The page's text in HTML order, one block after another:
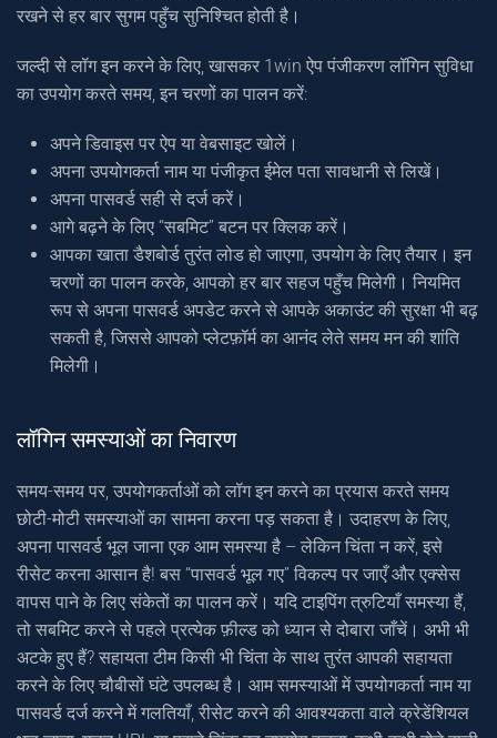
रखने से हर बार सुगम पहुँच सुनिश्चित होती है।
जल्दी से लॉग इन करने के लिए, खासकर 1win ऐप पंजीकरण लॉगिन सुविधा
का उपयोग करते समय, इन चरणों का पालन करें:
अपने डिवाइस पर ऐप या वेबसाइट खोलें।
अपना उपयोगकर्ता नाम या पंजीकृत ईमेल पता सावधानी से लिखें।
अपना पासवर्ड सही से दर्ज करें।
आगे बढ़ने के लिए “सबमिट” बटन पर क्लिक करें।
आपका खाता डैशबोर्ड तुरंत लोड हो जाएगा, उपयोग के लिए तैयार। इन
चरणों का पालन करके, आपको हर बार सहज पहुँच मिलेगी। नियमित
रूप से अपना पासवर्ड अपडेट करने से आपके अकाउंट की सुरक्षा भी बढ़
सकती है, जिससे आपको प्लेटफ़ॉर्म का आनंद लेते समय मन की शांति
मिलेगी।
लॉगिन समस्याओं का निवारण
समय-समय पर, उपयोगकर्ताओं को लॉग इन करने का प्रयास करते समय
छोटी-मोटी समस्याओं का सामना करना पड़ सकता है। उदाहरण के लिए,
अपना पासवर्ड भूल जाना एक आम समस्या है – लेकिन चिंता न करें, इसे
रीसेट करना आसान है! बस “पासवर्ड भूल गए” विकल्प पर जाएँ और एक्सेस
वापस पाने के लिए संकेतों का पालन करें। यदि टाइपिंग त्रुटियाँ समस्या हैं,
तो सबमिट करने से पहले प्रत्येक फ़ील्ड को ध्यान से दोबारा जाँचें। अभी भी
अटके हुए हैं? सहायता टीम किसी भी चिंता के साथ तुरंत आपकी सहायता
करने के लिए चौबीसों घंटे उपलब्ध है। आम समस्याओं में उपयोगकर्ता नाम या
पासवर्ड दर्ज करने में गलतियाँ, रीसेट करने की आवश्यकता वाले क्रेडेंशियल